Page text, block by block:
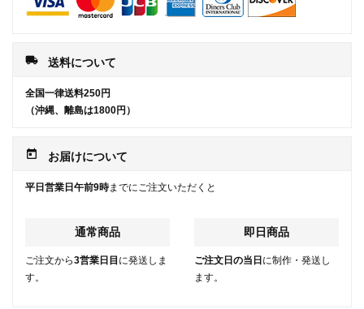
local_shipping 送料について
全国一律送料250円
（沖縄、離島は1800円）
today お届けについて
平日営業日午前9時までにご注文いただくと
通常商品
ご注文から3営業日目 に発送しま
す。
即日商品
ご注文日の当日 に制作・発送し
ます。